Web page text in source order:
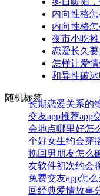
内向性格
内向性格
夜市小吃
恋爱长久
怎样让爱
和异性破
随机标签
长期恋爱关系的
交友app推荐app
会地点哪里好怎
个好女生约会穿
挽回男朋友怎么
友软件初次约会
免费交友app怎么
回经典爱情故事